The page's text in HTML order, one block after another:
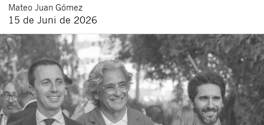
Mateo Juan Gómez
15 de Juni de 2026